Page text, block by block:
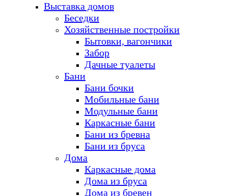
Выставка домов
Беседки
Хозяйственные постройки
Бытовки, вагончики
Забор
Дачные туалеты
Бани
Бани бочки
Мобильные бани
Модульные бани
Каркасные бани
Бани из бревна
Бани из бруса
Дома
Каркасные дома
Дома из бруса
Дома из бревен